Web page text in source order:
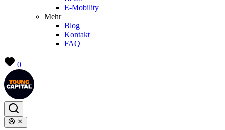
E-Mobility
Mehr
Blog
Kontakt
FAQ
0